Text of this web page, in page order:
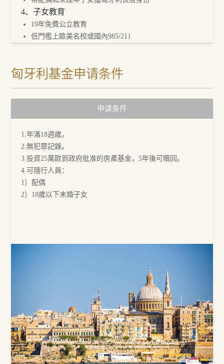
4、子女教育
19年免費公立教育
低門檻上歐美名校或國內985/211
6、免籤申根
7、良好營商環境
開放型經濟、政策鼓勵、人力成本低、稅制優惠
社會穩定，環境優美，歷史悠久，是歐洲生活成本低的
國家
匈牙利基金申请条件
申请条件
1.年滿18週歲。
2.無犯罪記錄。
3.投資25萬歐到政府批准的房產基金，5年後可贖回。
4.可隨行人員：
1）配偶
2）18歲以下未婚子女